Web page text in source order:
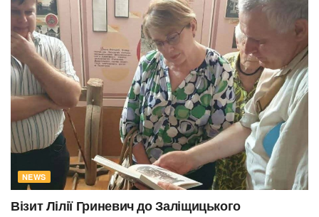
NEWS
Візит Лілії Гриневич до Заліщицького